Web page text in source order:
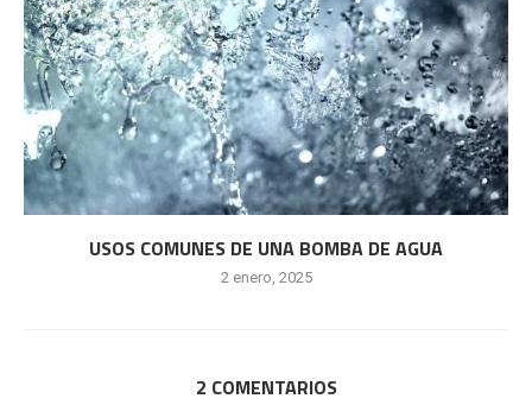
USOS COMUNES DE UNA BOMBA DE AGUA
2 enero, 2025
2 COMENTARIOS